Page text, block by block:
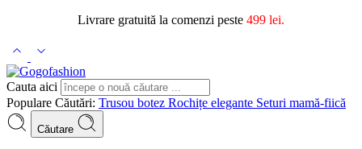
Livrare gratuită la comenzi peste 499 lei.
Cauta aici
Populare Căutări: Trusou botez Rochițe elegante Seturi mamă-fiică
Căutare